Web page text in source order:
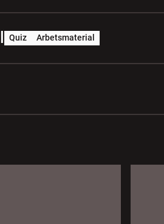
Quiz Arbetsmaterial